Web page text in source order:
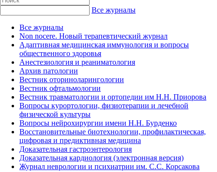
Все журналы
Все журналы
Non nocere. Новый терапевтический журнал
Адаптивная медицинская иммунология и вопросы
общественного здоровья
Анестезиология и реаниматология
Архив патологии
Вестник оториноларингологии
Вестник офтальмологии
Вестник травматологии и ортопедии им Н.Н. Приорова
Вопросы курортологии, физиотерапии и лечебной
физической культуры
Вопросы нейрохирургии имени Н.Н. Бурденко
Восстановительные биотехнологии, профилактическая,
цифровая и предиктивная медицина
Доказательная гастроэнтерология
Доказательная кардиология (электронная версия)
Журнал неврологии и психиатрии им. С.С. Корсакова